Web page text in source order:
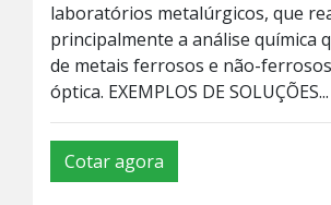
laboratórios metalúrgicos, que
principalmente a análise química
de metais ferrosos e não-
óptica. EXEMPLOS DE SOLUÇÕES...
Cotar agora